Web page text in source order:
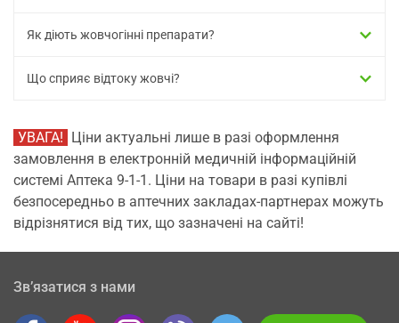
Як діють жовчогінні препарати?
Що сприяє відтоку жовчі?
УВАГА!
Ціни актуальні лише в разі оформлення
замовлення в електронній медичній інформаційній
системі Аптека 9-1-1. Ціни на товари в разі купівлі
безпосередньо в аптечних закладах-партнерах можуть
відрізнятися від тих, що зазначені на сайті!
Зв’язатися з нами